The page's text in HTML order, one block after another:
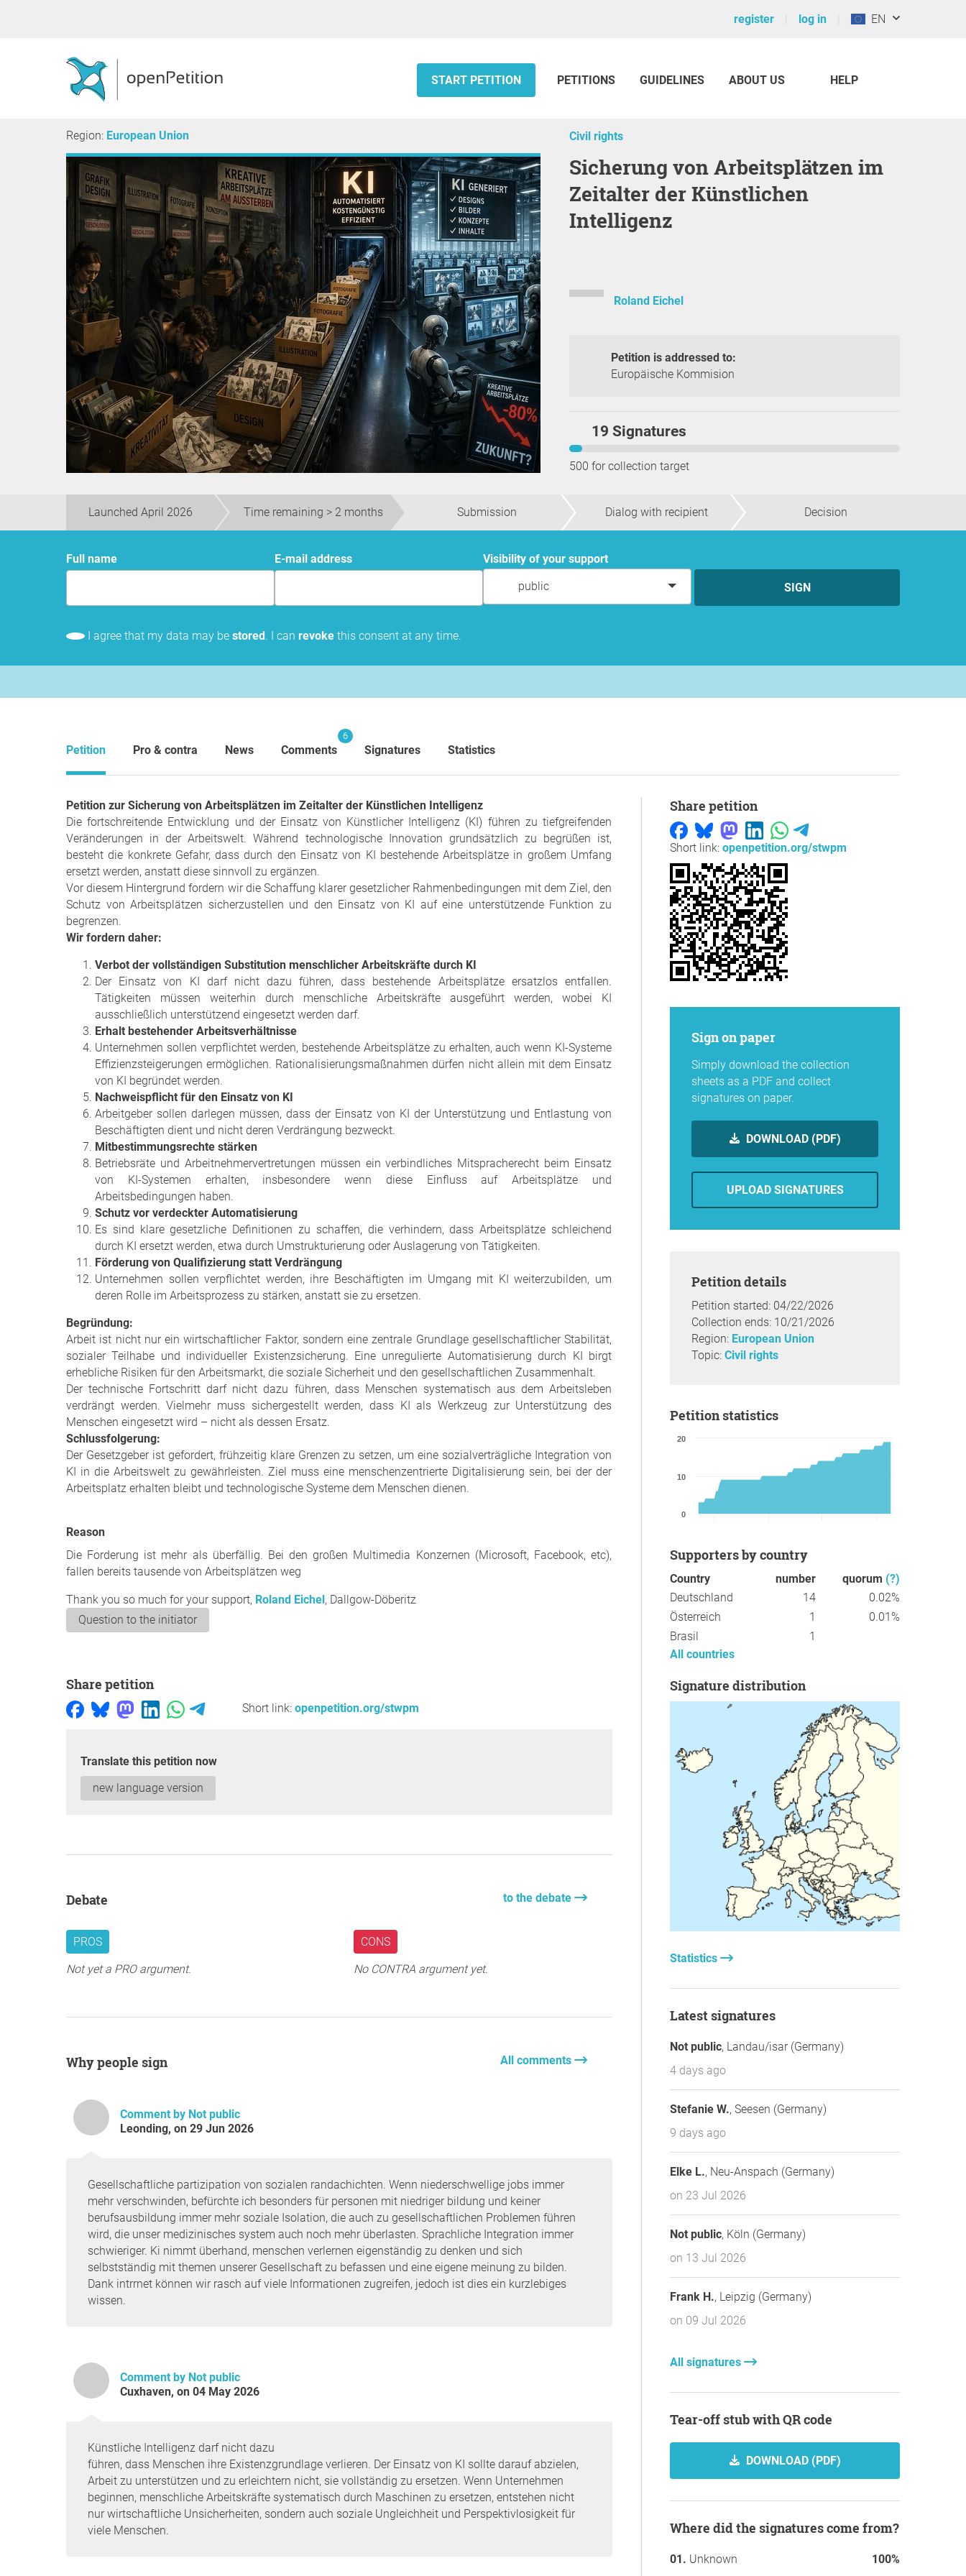
register log in EN
START PETITION PETITIONS GUIDELINES ABOUT US HELP
Region: European Union Civil rights
Sicherung von Arbeitsplätzen im
Zeitalter der Künstlichen
Intelligenz
Roland Eichel
Petition is addressed to:
Europäische Kommision
19 Signatures
500 for collection target
Launched April 2026 Time remaining > 2 months Submission Dialog with recipient Decision
Full name E-mail address
Visibility of your support
public
SIGN
I agree that my data may be stored. I can revoke this consent at any time.
Petition Pro & contra News Comments
6
Signatures Statistics
Petition zur Sicherung von Arbeitsplätzen im Zeitalter der Künstlichen Intelligenz
Die fortschreitende Entwicklung und der Einsatz von Künstlicher Intelligenz (KI) führen zu tiefgreifenden
Veränderungen in der Arbeitswelt. Während technologische Innovation grundsätzlich zu begrüßen ist,
besteht die konkrete Gefahr, dass durch den Einsatz von KI bestehende Arbeitsplätze in großem Umfang
ersetzt werden, anstatt diese sinnvoll zu ergänzen.
Vor diesem Hintergrund fordern wir die Schaffung klarer gesetzlicher Rahmenbedingungen mit dem Ziel, den
Schutz von Arbeitsplätzen sicherzustellen und den Einsatz von KI auf eine unterstützende Funktion zu
begrenzen.
Wir fordern daher:
Verbot der vollständigen Substitution menschlicher Arbeitskräfte durch KI
Der Einsatz von KI darf nicht dazu führen, dass bestehende Arbeitsplätze ersatzlos entfallen.
Tätigkeiten müssen weiterhin durch menschliche Arbeitskräfte ausgeführt werden, wobei KI
ausschließlich unterstützend eingesetzt werden darf.
Erhalt bestehender Arbeitsverhältnisse
Unternehmen sollen verpflichtet werden, bestehende Arbeitsplätze zu erhalten, auch wenn KI-Systeme
Effizienzsteigerungen ermöglichen. Rationalisierungsmaßnahmen dürfen nicht allein mit dem Einsatz
von KI begründet werden.
Nachweispflicht für den Einsatz von KI
Arbeitgeber sollen darlegen müssen, dass der Einsatz von KI der Unterstützung und Entlastung von
Beschäftigten dient und nicht deren Verdrängung bezweckt.
Mitbestimmungsrechte stärken
Betriebsräte und Arbeitnehmervertretungen müssen ein verbindliches Mitspracherecht beim Einsatz
von KI-Systemen erhalten, insbesondere wenn diese Einfluss auf Arbeitsplätze und
Arbeitsbedingungen haben.
Schutz vor verdeckter Automatisierung
Es sind klare gesetzliche Definitionen zu schaffen, die verhindern, dass Arbeitsplätze schleichend
durch KI ersetzt werden, etwa durch Umstrukturierung oder Auslagerung von Tätigkeiten.
Förderung von Qualifizierung statt Verdrängung
Unternehmen sollen verpflichtet werden, ihre Beschäftigten im Umgang mit KI weiterzubilden, um
deren Rolle im Arbeitsprozess zu stärken, anstatt sie zu ersetzen.
Begründung:
Arbeit ist nicht nur ein wirtschaftlicher Faktor, sondern eine zentrale Grundlage gesellschaftlicher Stabilität,
sozialer Teilhabe und individueller Existenzsicherung. Eine unregulierte Automatisierung durch KI birgt
erhebliche Risiken für den Arbeitsmarkt, die soziale Sicherheit und den gesellschaftlichen Zusammenhalt.
Der technische Fortschritt darf nicht dazu führen, dass Menschen systematisch aus dem Arbeitsleben
verdrängt werden. Vielmehr muss sichergestellt werden, dass KI als Werkzeug zur Unterstützung des
Menschen eingesetzt wird – nicht als dessen Ersatz.
Schlussfolgerung:
Der Gesetzgeber ist gefordert, frühzeitig klare Grenzen zu setzen, um eine sozialverträgliche Integration von
KI in die Arbeitswelt zu gewährleisten. Ziel muss eine menschenzentrierte Digitalisierung sein, bei der der
Arbeitsplatz erhalten bleibt und technologische Systeme dem Menschen dienen.
Reason
Die Forderung ist mehr als überfällig. Bei den großen Multimedia Konzernen (Microsoft, Facebook, etc),
fallen bereits tausende von Arbeitsplätzen weg
Thank you so much for your support, Roland Eichel , Dallgow-Döberitz
Question to the initiator
Share petition
Short link: openpetition.org/stwpm
Translate this petition now
new language version
Debate to the debate
PROS
Not yet a PRO argument.
CONS
No CONTRA argument yet.
Why people sign All comments
Comment by Not public
Leonding, on 29 Jun 2026
Gesellschaftliche partizipation von sozialen randachichten. Wenn niederschwellige jobs immer
mehr verschwinden, befürchte ich besonders für personen mit niedriger bildung und keiner
berufsausbildung immer mehr soziale Isolation, die auch zu gesellschaftlichen Problemen führen
wird, die unser medizinisches system auch noch mehr überlasten. Sprachliche Integration immer
schwieriger. Ki nimmt überhand, menschen verlernen eigenständig zu denken und sich
selbstständig mit themen unserer Gesellschaft zu befassen und eine eigene meinung zu bilden.
Dank intrrnet können wir rasch auf viele Informationen zugreifen, jedoch ist dies ein kurzlebiges
wissen.
Comment by Not public
Cuxhaven, on 04 May 2026
Künstliche Intelligenz darf nicht dazu
führen, dass Menschen ihre Existenzgrundlage verlieren. Der Einsatz von KI sollte darauf abzielen,
Arbeit zu unterstützen und zu erleichtern nicht, sie vollständig zu ersetzen. Wenn Unternehmen
beginnen, menschliche Arbeitskräfte systematisch durch Maschinen zu ersetzen, entstehen nicht
nur wirtschaftliche Unsicherheiten, sondern auch soziale Ungleichheit und Perspektivlosigkeit für
viele Menschen.
Share petition
Short link: openpetition.org/stwpm
Sign on paper
Simply download the collection
sheets as a PDF and collect
signatures on paper.
DOWNLOAD (PDF)
UPLOAD SIGNATURES
Petition details
Petition started: 04/22/2026
Collection ends: 10/21/2026
Region: European Union
Topic: Civil rights
Petition statistics
0
10
20
Supporters by country
Country number quorum (?)
Deutschland
14
0.02%
Österreich
1
0.01%
Brasil
1
All countries
Signature distribution
Statistics
Latest signatures
Not public, Landau/isar (Germany)
4 days ago
Stefanie W., Seesen (Germany)
9 days ago
Elke L., Neu-Anspach (Germany)
on 23 Jul 2026
Not public, Köln (Germany)
on 13 Jul 2026
Frank H., Leipzig (Germany)
on 09 Jul 2026
All signatures
Tear-off stub with QR code
DOWNLOAD (PDF)
Where did the signatures come from?
Unknown 100%